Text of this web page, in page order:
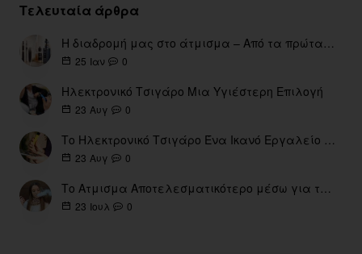
Τελευταία άρθρα
Η διαδρομή μας στο άτμισμα – Από τα πρώτα eGo έως τη σύγχρονη εποχή
25 Ιαν 0
Ηλεκτρονικό Τσιγάρο Μια Υγιέστερη Επιλογή
23 Αυγ 0
Το Ηλεκτρονικό Τσιγάρο Ένα Ικανό Εργαλείο για τη Διακοπή του Καπνίσματος
23 Αυγ 0
Το Ατμισμα Αποτελεσματικότερο μέσω για την διακοπή Καπνίσματος
23 Ιουλ 0